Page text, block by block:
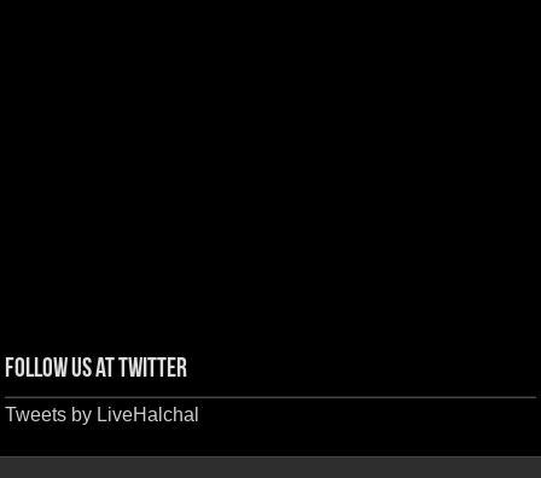
Follow us at Twitter
Tweets by LiveHalchal